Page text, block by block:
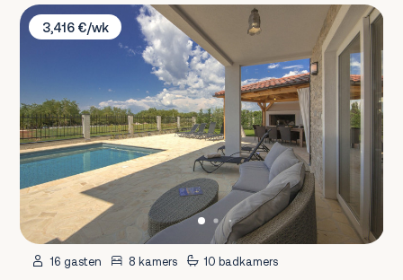
Villa LuVe
3,416 €/wk
16 gasten 8 kamers 10 badkamers